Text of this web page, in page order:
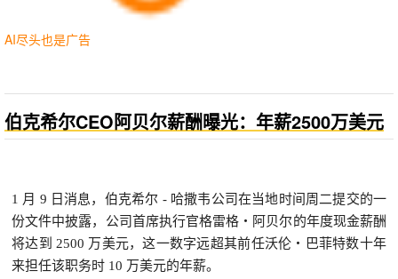
AI尽头也是广告
伯克希尔CEO阿贝尔薪酬曝光：年薪2500万美元
1 月 9 日消息，伯克希尔 - 哈撒韦公司在当地时间周二提交的一
份文件中披露，公司首席执行官格雷格・阿贝尔的年度现金薪酬
将达到 2500 万美元，这一数字远超其前任沃伦・巴菲特数十年
来担任该职务时 10 万美元的年薪。